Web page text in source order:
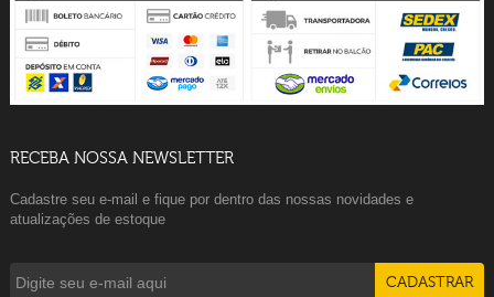
RECEBA NOSSA NEWSLETTER
Cadastre seu e-mail e fique por dentro das nossas novidades e
atualizações de estoque